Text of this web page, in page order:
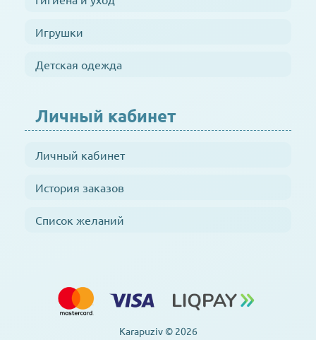
Игрушки
Детская одежда
Личный кабинет
Личный кабинет
История заказов
Список желаний
Karapuziv © 2026